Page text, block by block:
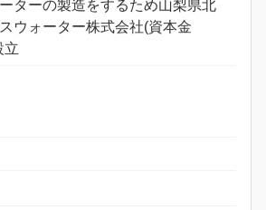
ターの製造をするため山梨県北
ウォーター株式会社(資本金
立